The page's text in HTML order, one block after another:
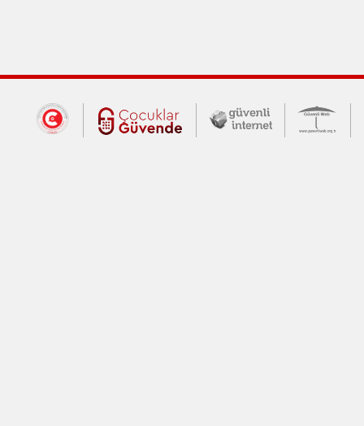
Dış Bağlantılar
Cumhurbaşkanlığı İletişim Merkezi
Çocuklar Güvende (yeni
Güvenli